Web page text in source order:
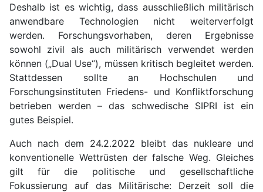
Deshalb ist es wichtig, dass ausschließlich militärisch
anwendbare Technologien nicht weiterverfolgt
werden. Forschungsvorhaben, deren Ergebnisse
sowohl zivil als auch militärisch verwendet werden
können („Dual Use“), müssen kritisch begleitet werden.
Stattdessen sollte an Hochschulen und
Forschungsinstituten Friedens- und Konfliktforschung
betrieben werden – das schwedische SIPRI ist ein
gutes Beispiel.
Auch nach dem 24.2.2022 bleibt das nukleare und
konventionelle Wettrüsten der falsche Weg. Gleiches
gilt für die politische und gesellschaftliche
Fokussierung auf das Militärische: Derzeit soll die